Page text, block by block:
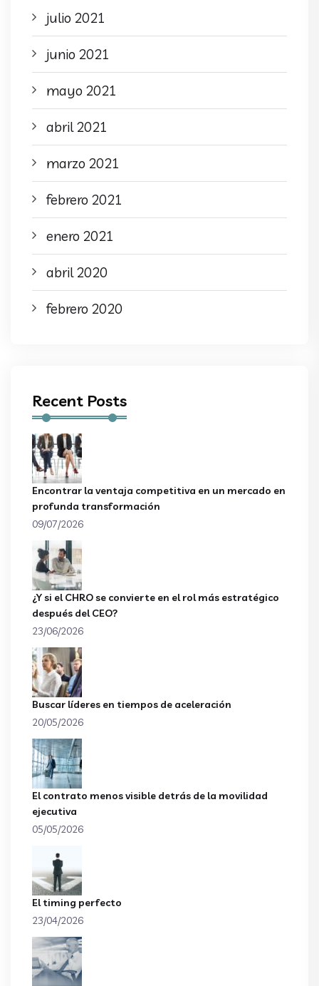
julio 2021
junio 2021
mayo 2021
abril 2021
marzo 2021
febrero 2021
enero 2021
abril 2020
febrero 2020
Recent Posts
Encontrar la ventaja competitiva en un mercado en
profunda transformación
09/07/2026
¿Y si el CHRO se convierte en el rol más estratégico
después del CEO?
23/06/2026
Buscar líderes en tiempos de aceleración
20/05/2026
El contrato menos visible detrás de la movilidad
ejecutiva
05/05/2026
El timing perfecto
23/04/2026